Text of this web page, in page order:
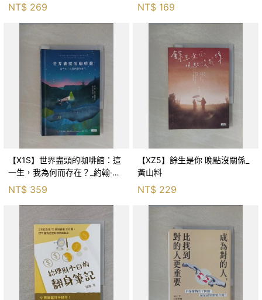
NT$ 269 NT$ 169
【X1S】世界盡頭的咖啡館：這
一生，我為何而存在？_約翰‧史
崔勒基, Elsa
NT$ 359
【XZ5】餘生是你 晚點沒關係_
黃山料
NT$ 229